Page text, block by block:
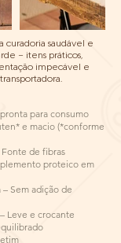
curadoria saudável e
— itens práticos,
impecável e
para consumo
e macio (*conforme
Fonte de fibras
proteico em
Sem adição de
Leve e crocante